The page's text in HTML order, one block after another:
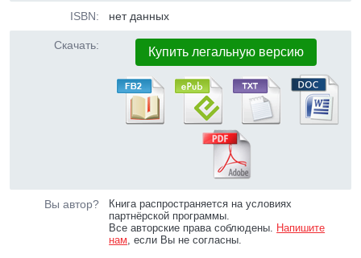
ISBN: нет данных
Скачать: Купить легальную версию
Вы автор?
Книга распространяется на условиях
партнёрской программы.
Все авторские права соблюдены. Напишите
нам, если Вы не согласны.